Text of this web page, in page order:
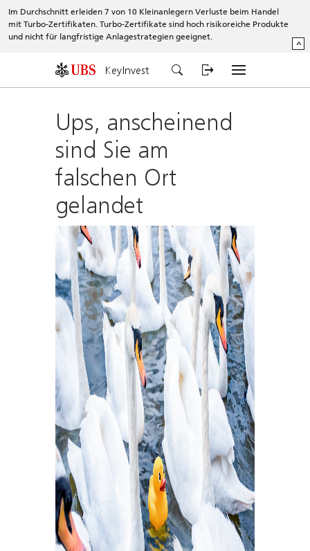
Im Durchschnitt erleiden 7 von 10 Kleinanlegern Verluste beim Handel
mit Turbo-Zertifikaten. Turbo-Zertifikate sind hoch risikoreiche Produkte
und nicht für langfristige Anlagestrategien geeignet.
^
KeyInvest
Ups, anscheinend
sind Sie am
falschen Ort
gelandet